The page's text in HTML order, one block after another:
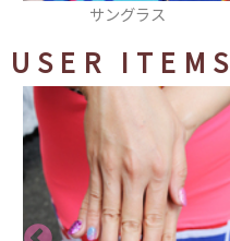
ネックレス
USER ITEMS